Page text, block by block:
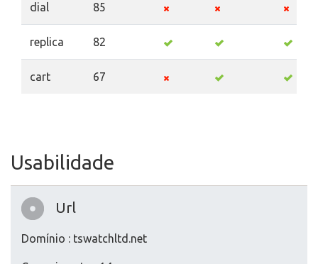
dial 85
replica 82
cart 67
Usabilidade
Url
Domínio : tswatchltd.net